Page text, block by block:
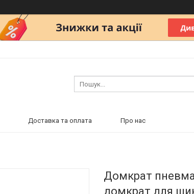
Доставка та оплата Про нас
Домкрат
домкрат для